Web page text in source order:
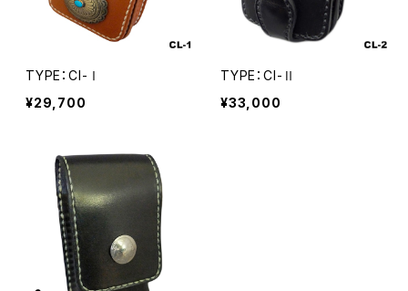
TYPE：CI-Ⅰ
¥29,700
TYPE：CI-Ⅱ
¥33,000